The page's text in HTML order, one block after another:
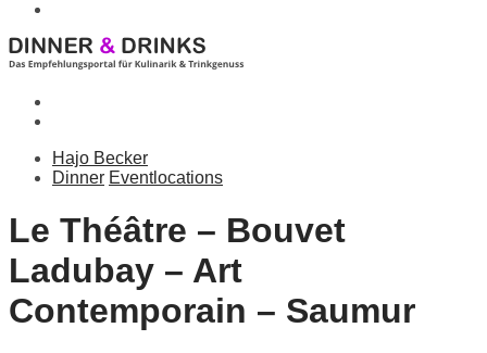
Hajo Becker
Dinner Eventlocations
Le Théâtre – Bouvet
Ladubay – Art
Contemporain – Saumur